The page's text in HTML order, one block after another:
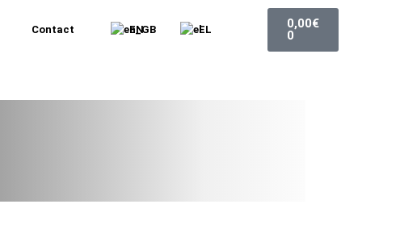
Contact EN EL 0,00€
0